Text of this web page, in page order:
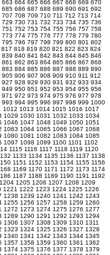
663 664 665 666 667 668 669 670
685 686 687 688 689 690 691 692
707 708 709 710 711 712 713 714
729 730 731 732 733 734 735 736
751 752 753 754 755 756 757 758
773 774 775 776 777 778 779 780
795 796 797 798 799 800 801 802
817 818 819 820 821 822 823 824
839 840 841 842 843 844 845 846
861 862 863 864 865 866 867 868
883 884 885 886 887 888 889 890
905 906 907 908 909 910 911 912
927 928 929 930 931 932 933 934
949 950 951 952 953 954 955 956
971 972 973 974 975 976 977 978
993 994 995 996 997 998 999 1000
1012 1013 1014 1015 1016 1017
1029 1030 1031 1032 1033 1034
1046 1047 1048 1049 1050 1051
1063 1064 1065 1066 1067 1068
1080 1081 1082 1083 1084 1085
1097 1098 1099 1100 1101 1102
1115 1116 1117 1118 1119 1120
1133 1134 1135 1136 1137 1138
1151 1152 1153 1154 1155 1156
1169 1170 1171 1172 1173 1174
1187 1188 1189 1190 1191 1192
1204 1205 1206 1207 1208 1209
1221 1222 1223 1224 1225 1226
1238 1239 1240 1241 1242 1243
1255 1256 1257 1258 1259 1260
1272 1273 1274 1275 1276 1277
1289 1290 1291 1292 1293 1294
1306 1307 1308 1309 1310 1311
1323 1324 1325 1326 1327 1328
1340 1341 1342 1343 1344 1345
1357 1358 1359 1360 1361 1362
1374 1375 1376 1377 1378 1379